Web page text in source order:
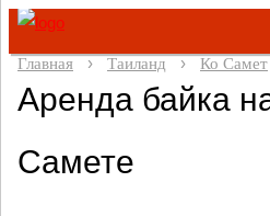
Главная Таиланд Ко Самет
Аренда байка
Самете